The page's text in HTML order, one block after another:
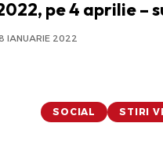
pe 4 aprilie –
IANUARIE 2022
SOCIAL STIRI